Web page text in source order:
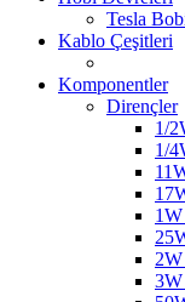
Tesla
Kablo Çeşitleri
Komponentler
Dirençler
1/
1/